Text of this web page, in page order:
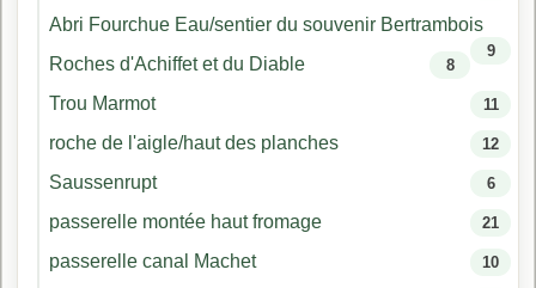
Abri Fourchue Eau/sentier du souvenir Bertrambois
9
Roches d'Achiffet et du Diable 8
Trou Marmot 11
roche de l'aigle/haut des planches 12
Saussenrupt 6
passerelle montée haut fromage 21
passerelle canal Machet 10